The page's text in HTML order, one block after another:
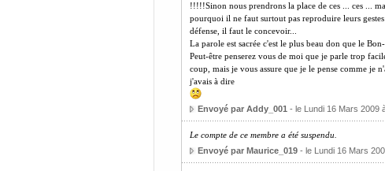
!!!!!Sinon nous prendrons la place de ces ... ces ...
pourquoi il ne faut surtout pas reproduire leurs
défense, il faut le concevoir...
La parole est sacrée c'est le plus beau don que le
Peut-être penserez vous de moi que je parle trop
coup, mais je vous assure que je le pense comme je
j'avais à dire
Envoyé par Addy_001 - le Lundi 16 Mars 2009
Le compte de ce membre a été suspendu.
Envoyé par Maurice_019- le Lundi 16 Mars